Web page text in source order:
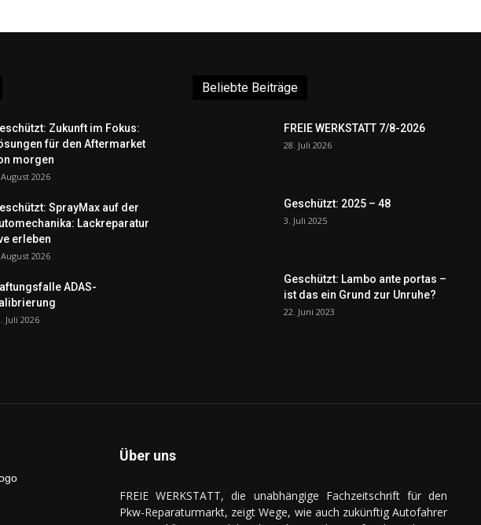
Zukunft im Fokus:
für den Aftermarket
morgen
2026
SprayMax auf der
Lackreparatur
erleben
2026
ADAS-
Juli 2026
Beliebte Beiträge
FREIE WERKSTATT 7/8-2026
28. Juli 2026
Geschützt: 2025 – 48
3. Juli 2025
Geschützt: Lambo ante portas –
ist das ein Grund zur Unruhe?
22. Juni 2023
Über uns
FREIE WERKSTATT, die unabhängige Fachzeitschrift für den
Pkw-Reparaturmarkt, zeigt Wege, wie auch zukünftig Autofahrer